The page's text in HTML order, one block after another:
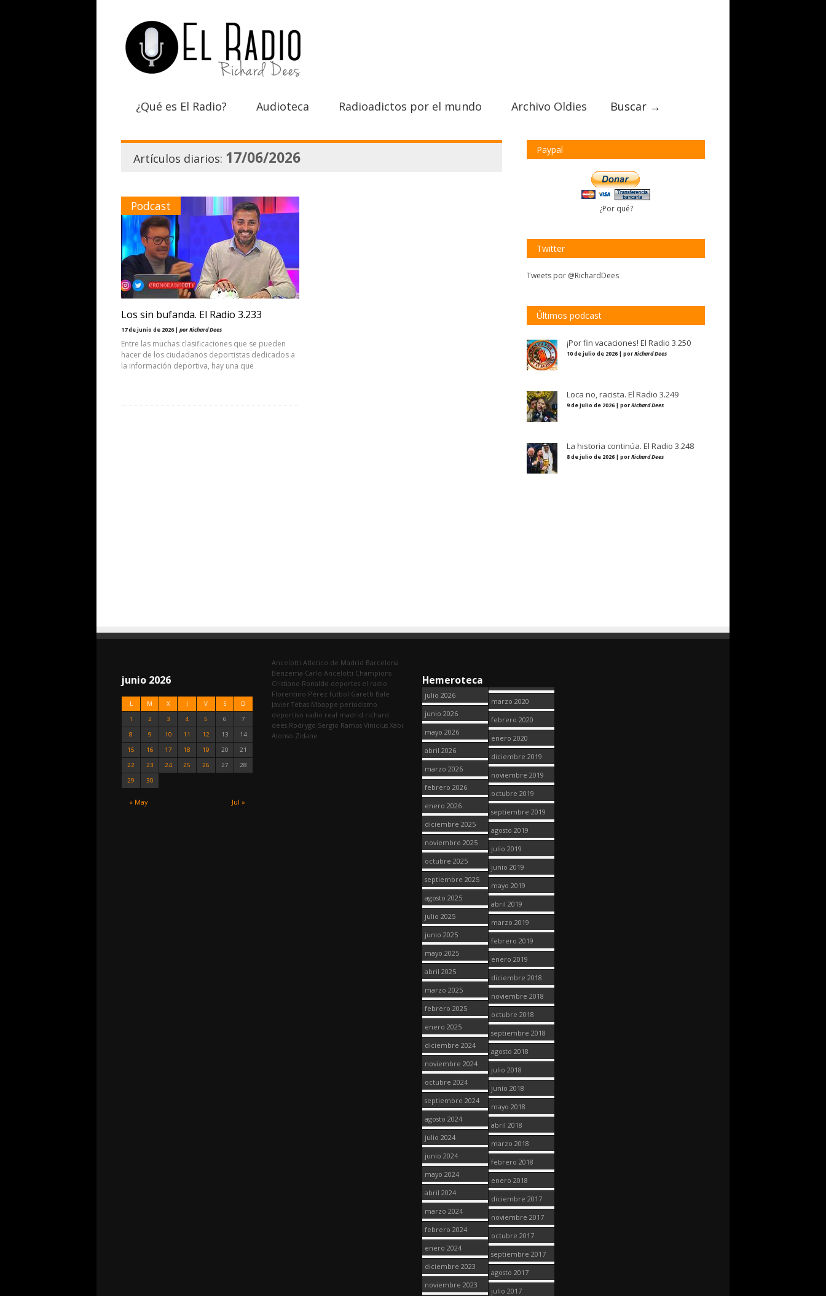
¿Qué es El Radio? Audioteca Radioadictos por el mundo Archivo Oldies Buscar →
Artículos diarios: 17/06/2026
Podcast
Los sin bufanda. El Radio 3.233
17 de junio de 2026 | por Richard Dees
Entre las muchas clasificaciones que se pueden
hacer de los ciudadanos deportistas dedicados a
la información deportiva, hay una que
Paypal
¿Por qué?
Twitter
Tweets por @RichardDees
Últimos podcast
¡Por fin vacaciones! El Radio 3.250
10 de julio de 2026 | porRichard Dees
Loca no, racista. El Radio 3.249
9 de julio de 2026 | porRichard Dees
La historia continúa. El Radio 3.248
8 de julio de 2026 | porRichard Dees
junio 2026
L M X J V S D
« May Jul »
1 2 3 4 5 6
7
8
9 10 11 12 13
14
15
16 17 18 19 20
21
22
23 24 25 26 27
28
29
30
Ancelotti Atletico de Madrid Barcelona
Benzema Carlo Ancelotti Champions
Cristiano Ronaldo deportes el radio
Florentino Pérez fútbol Gareth Bale
Javier Tebas Mbappe periodismo
deportivo radio real madrid richard
dees Rodrygo Sergio Ramos Vinicius Xabi
Alonso Zidane
Hemeroteca
julio 2026
junio 2026
mayo 2026
abril 2026
marzo 2026
febrero 2026
enero 2026
diciembre 2025
noviembre 2025
octubre 2025
septiembre 2025
agosto 2025
julio 2025
junio 2025
mayo 2025
abril 2025
marzo 2025
febrero 2025
enero 2025
diciembre 2024
noviembre 2024
octubre 2024
septiembre 2024
agosto 2024
julio 2024
junio 2024
mayo 2024
abril 2024
marzo 2024
febrero 2024
enero 2024
diciembre 2023
noviembre 2023
marzo 2020
febrero 2020
enero 2020
diciembre 2019
noviembre 2019
octubre 2019
septiembre 2019
agosto 2019
julio 2019
junio 2019
mayo 2019
abril 2019
marzo 2019
febrero 2019
enero 2019
diciembre 2018
noviembre 2018
octubre 2018
septiembre 2018
agosto 2018
julio 2018
junio 2018
mayo 2018
abril 2018
marzo 2018
febrero 2018
enero 2018
diciembre 2017
noviembre 2017
octubre 2017
septiembre 2017
agosto 2017
julio 2017